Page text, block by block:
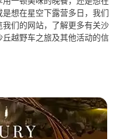
想在星空下露营多日，我们
们的网站，了解更多有关沙
越野车之旅及其他活动的信